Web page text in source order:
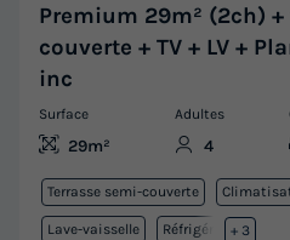
Premium 29m² (2ch)
couverte + TV + LV +
inc
Surface
29m²
Adultes
4
Terrasse semi-couverte
Lave-vaisselle Réfrigérateur
+ 3